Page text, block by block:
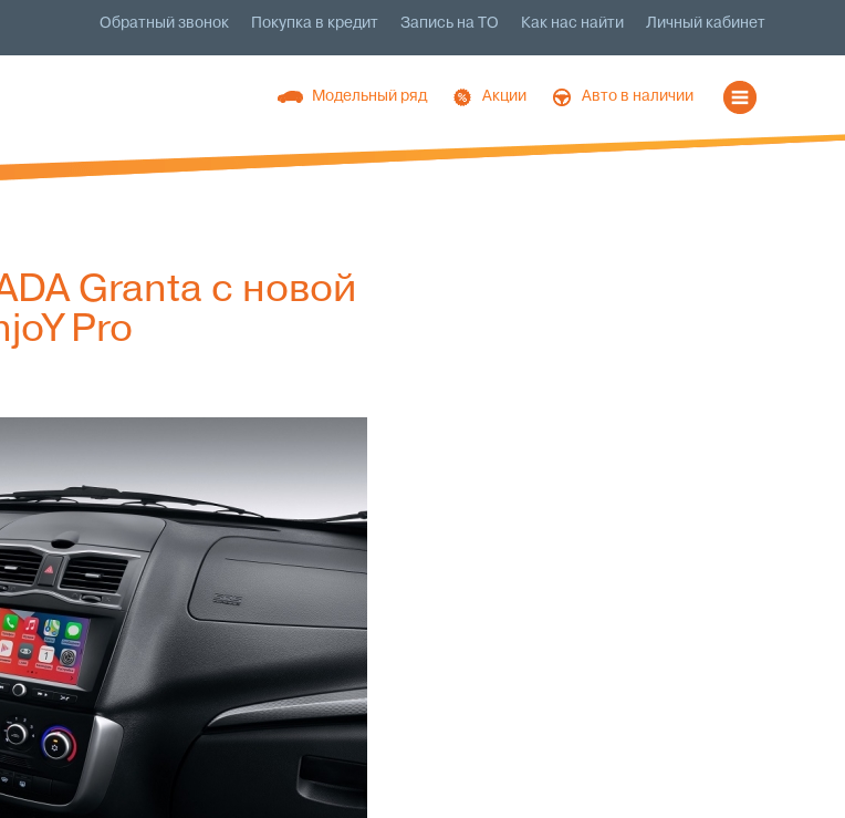
Личный кабинет
Как нас найти
Запись на ТО
Покупка в кредит
Обратный звонок
Авто в наличии
Акции
Модельный ряд
Granta с новой
Pro